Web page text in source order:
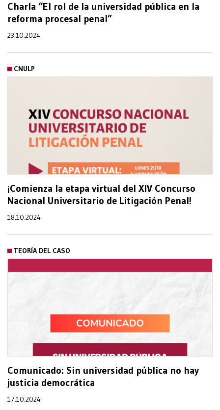
Charla “El rol de la universidad pública en la
reforma procesal penal”
23.10.2024
CNULP
¡Comienza la etapa virtual del XIV Concurso
Nacional Universitario de Litigación Penal!
18.10.2024
TEORÍA DEL CASO
Comunicado: Sin universidad pública no hay
justicia democrática
17.10.2024